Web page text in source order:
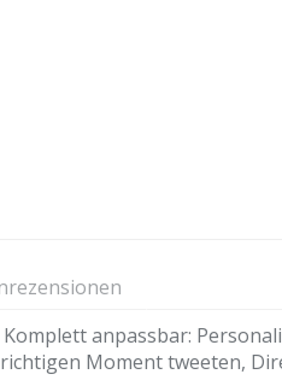
anpassbar:
Moment tweeten,